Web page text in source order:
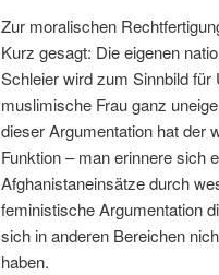
Zur moralischen
Kurz gesagt: Die eigenen
Schleier wird zum Sinnbild
muslimische Frau ganz
dieser Argumentation hat der
Funktion – man erinnere sich
Afghanistaneinsätze durch
feministische Argumentation
sich in anderen Bereichen
haben.